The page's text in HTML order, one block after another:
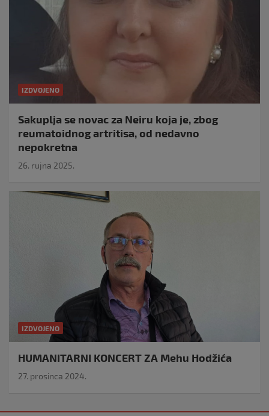
IZDVOJENO
Sakuplja se novac za Neiru koja je, zbog
reumatoidnog artritisa, od nedavno
nepokretna
26. rujna 2025.
IZDVOJENO
HUMANITARNI KONCERT ZA Mehu Hodžića
27. prosinca 2024.